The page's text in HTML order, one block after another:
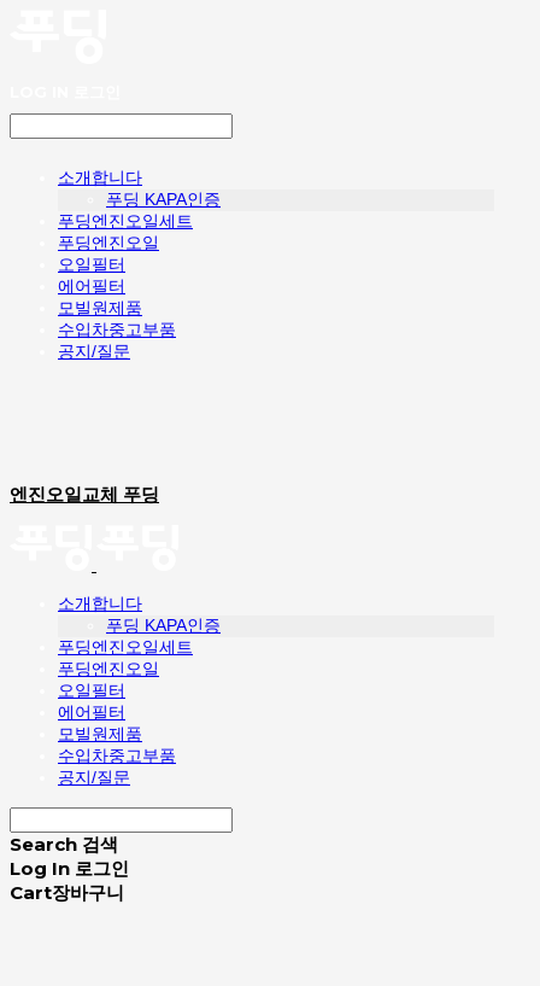
소개합니다
푸딩 KAPA인증
푸딩엔진오일세트
푸딩엔진오일
오일필터
에어필터
모빌원제품
수입차중고부품
공지/질문
엔진오일교체 푸딩
소개합니다
푸딩 KAPA인증
푸딩엔진오일세트
푸딩엔진오일
오일필터
에어필터
모빌원제품
수입차중고부품
공지/질문
Search 검색
Log In 로그인
Cart장바구니